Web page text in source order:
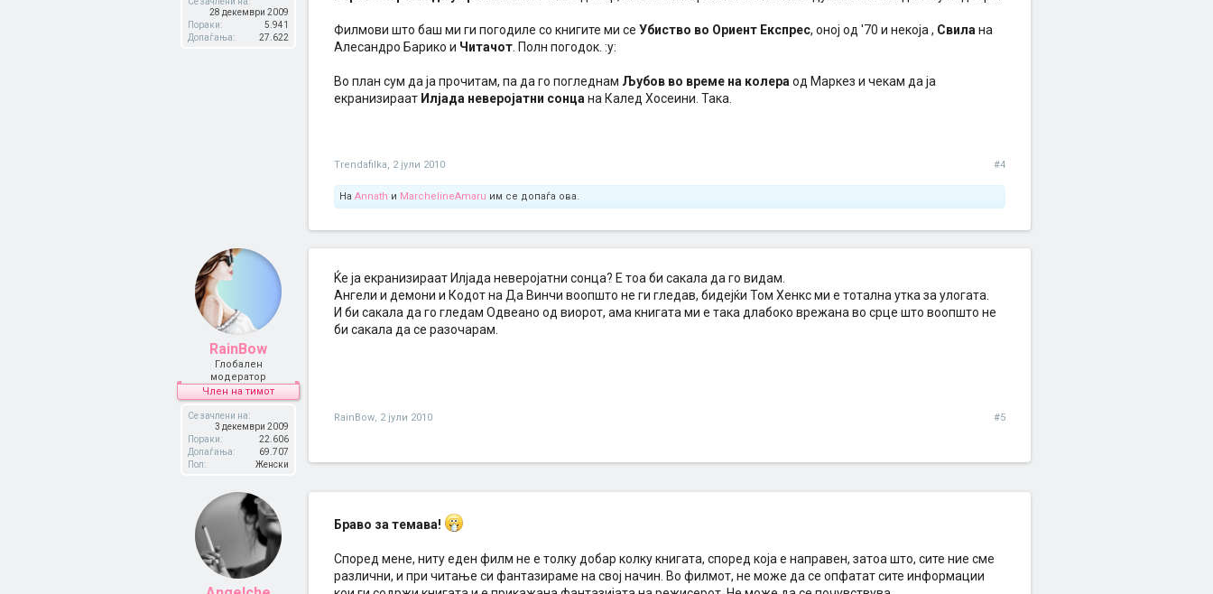
28 декември 2009
Пораки:
5.941
Допаѓања:
27.622
Филмови што баш ми ги погодиле со книгите ми се Убиство во Ориент Експрес, оној од '70 и некоја , Свила на
Алесандро Барико и Читачот . Полн погодок. :y:
Во план сум да ја прочитам, па да го погледнам Љубов во време на колера од Маркез и чекам да ја
екранизираат Илјада неверојатни сонца на Калед Хосеини. Така.
Trendafilka, 2 јули 2010 #4
На Annath и MarchelineAmaru им се допаѓа ова.
RainBow
Глобален
модератор
Член на тимот
Се зачлени на:
3 декември 2009
Пораки:
22.606
Допаѓања:
69.707
Пол:
Женски
Ќе ја екранизираат Илјада неверојатни сонца? Е тоа би сакала да го видам.
Ангели и демони и Кодот на Да Винчи воопшто не ги гледав, бидејќи Том Хенкс ми е тотална утка за улогата.
И би сакала да го гледам Одвеано од виорот, ама книгата ми е така длабоко врежана во срце што воопшто не
би сакала да се разочарам.
RainBow, 2 јули 2010 #5
Браво за темава!
Според мене, ниту еден филм не е толку добар колку книгата, според која е направен, затоа што, сите ние сме
различни, и при читање си фантазираме на свој начин. Во филмот, не може да се опфатат сите информации